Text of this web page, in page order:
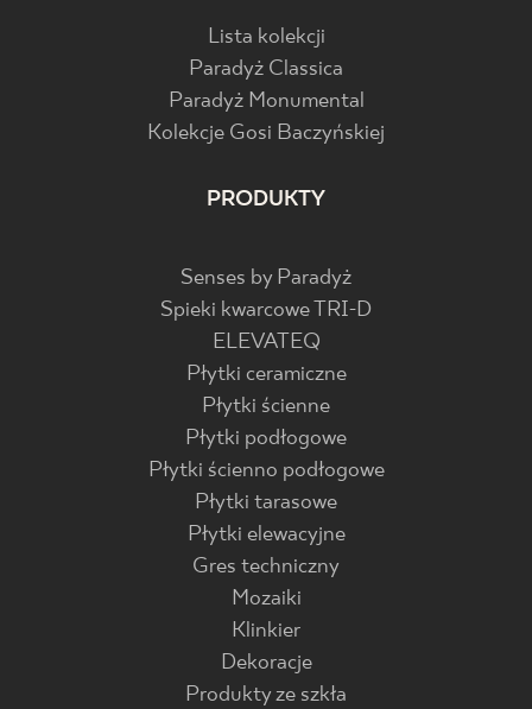
Lista kolekcji
Paradyż Classica
Paradyż Monumental
Kolekcje Gosi Baczyńskiej
PRODUKTY
Senses by Paradyż
Spieki kwarcowe TRI-D
ELEVATEQ
Płytki ceramiczne
Płytki ścienne
Płytki podłogowe
Płytki ścienno podłogowe
Płytki tarasowe
Płytki elewacyjne
Gres techniczny
Mozaiki
Klinkier
Dekoracje
Produkty ze szkła